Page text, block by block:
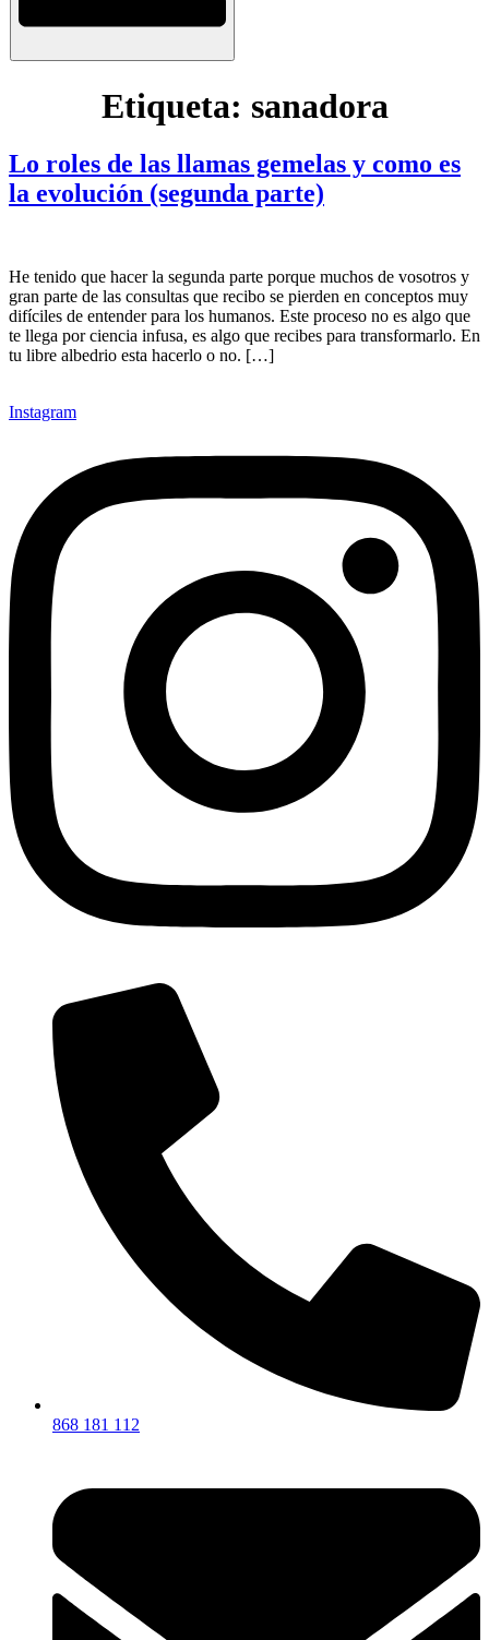
Etiqueta: sanadora
Lo roles de las llamas gemelas y como es
la evolución (segunda parte)
He tenido que hacer la segunda parte porque muchos de vosotros y
gran parte de las consultas que recibo se pierden en conceptos muy
difíciles de entender para los humanos. Este proceso no es algo que
te llega por ciencia infusa, es algo que recibes para transformarlo. En
tu libre albedrio esta hacerlo o no. […]
Instagram
868 181 112